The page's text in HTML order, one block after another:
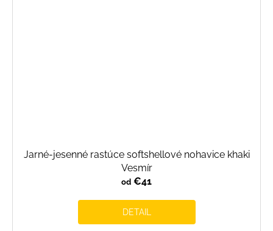
Jarné-jesenné rastúce softshellové nohavice khaki
Vesmír
od €41
DETAIL